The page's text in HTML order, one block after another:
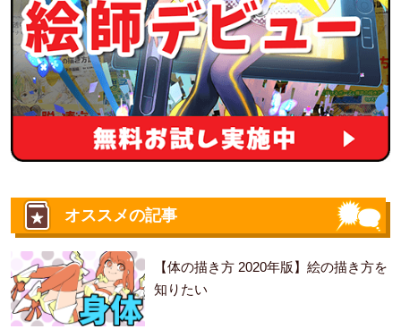
オススメの記事
【体の描き方 2020年版】絵の描き方を
知りたい